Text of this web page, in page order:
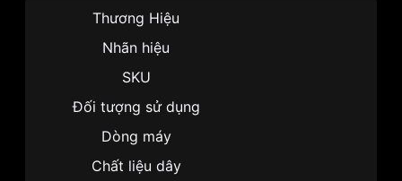
Thương Hiệu
Nhãn hiệu
SKU
Đối tượng sử dụng
Dòng máy
Chất liệu dây